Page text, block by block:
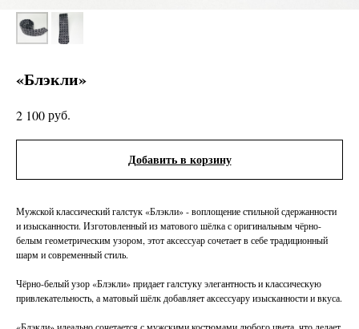
«Блэкли»
2 100руб.
Добавить в корзину
Мужской классический галстук «Блэкли» - воплощение стильной сдержанности
и изысканности. Изготовленный из матового шёлка с оригинальным чёрно-
белым геометрическим узором, этот аксессуар сочетает в себе традиционный
шарм и современный стиль.
Чёрно-белый узор «Блэкли» придает галстуку элегантность и классическую
привлекательность, а матовый шёлк добавляет аксессуару изысканности и вкуса.